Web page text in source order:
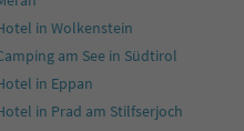
in Wolkenstein
am See in Südtirol
in Eppan
in Prad am Stilfserjoch